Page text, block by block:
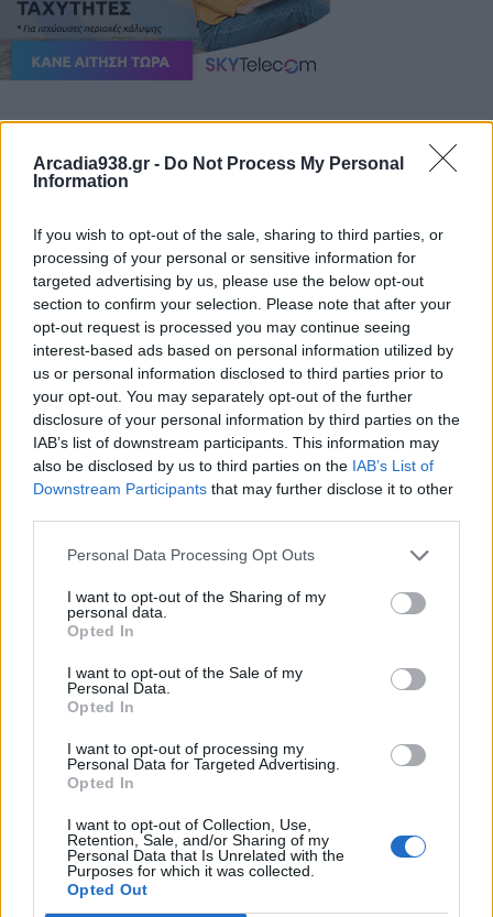
Arcadia938.gr - Do Not Process My Personal
Information
If you wish to opt-out of the sale, sharing to third parties, or
processing of your personal or sensitive information for
targeted advertising by us, please use the below opt-out
section to confirm your selection. Please note that after your
opt-out request is processed you may continue seeing
interest-based ads based on personal information utilized by
us or personal information disclosed to third parties prior to
your opt-out. You may separately opt-out of the further
disclosure of your personal information by third parties on the
IAB’s list of downstream participants. This information may
also be disclosed by us to third parties on the IAB’s List of
Downstream Participants that may further disclose it to other
Personal Data Processing Opt Outs
I want to opt-out of the Sharing of my
personal data.
Opted In
I want to opt-out of the Sale of my
Personal Data.
Opted In
I want to opt-out of processing my
Personal Data for Targeted Advertising.
Opted In
I want to opt-out of Collection, Use,
Retention, Sale, and/or Sharing of my
Personal Data that Is Unrelated with the
Purposes for which it was collected.
Opted Out
Παράλληλα, το Παρατηρητήριο θα έχει
εκπαιδευτικό και κοινωνικό χαρακτήρα με έναν
προσαρμοσμένο περιβάλλοντα χώρο, εντυπωσιακό
«μεταφράζουν» την επιστήμη σε καθημερινή
εμπειρία για πολίτες, επισκέπτες και μαθητές. Το
έργο εντάσσεται στο δίκτυο Peloponnese
Immersive Experiences, το οποίο σχεδιάζει η
Περιφέρεια για να αναδείξει, με σύγχρονο τρόπο,
θεματικές όπως η ιστορία, η μυθολογία, η
γαστρονομία, το περιβάλλον. Με αυτόν τον τρόπο,
η Πελοπόννησος επενδύει σε νέα μοντέλα
εμπειρίας, υψηλής προστιθέμενης αξίας.
Κατά την παρέμβασή του, ο Περιφερειάρχης
Παρατηρητηρίου Κλιματικής Προσαρμογής μας
δίνει τα δεδομένα και τα εργαλεία που
χρειαζόμαστε, ώστε να προσαρμόσουμε κρίσιμες
υποδομές, να προλαμβάνουμε κινδύνους και να
Η Περιφέρεια αποκτά μία νέα, σύγχρονη δομή με
ένταση γνώσης, ικανή να προσελκύσει επιστήμονες
και ταλαντούχους ανθρώπους που θα ξεδιπλώσουν
τη δημιουργικότητά τους προς όφελος της
Πελοποννήσου».